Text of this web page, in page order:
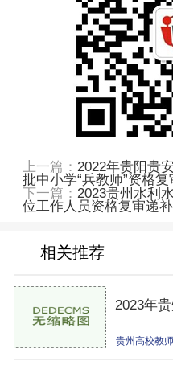
上一篇： 2022年贵阳贵
批中小学“兵教师”资格复
下一篇： 2023贵州水利
位工作人员资格复审递
相关推荐
2023年
贵州高校教